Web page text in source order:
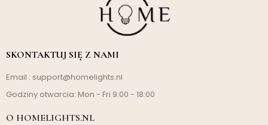
SKONTAKTUJ SIĘ Z NAMI
Email : support@homelights.nl
Godziny otwarcia: Mon - Fri 9:00 - 18:00
O HOMELIGHTS.NL